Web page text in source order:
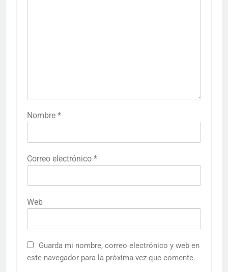
Nombre *
Correo electrónico *
Web
Guarda mi nombre, correo electrónico y web en
este navegador para la próxima vez que comente.